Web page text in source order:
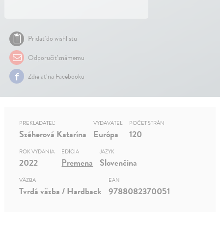
Pridať do wishlistu
Odporučiť známemu
Zdielať na Facebooku
PREKLADATEĽ
Széherová Katarína
VYDAVATEĽ
Európa
POČET STRÁN
120
ROK VYDANIA
2022
EDÍCIA
Premena
JAZYK
Slovenčina
VÄZBA
Tvrdá väzba / Hardback
EAN
9788082370051